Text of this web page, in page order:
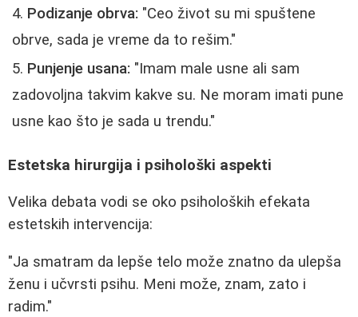
Podizanje obrva: "Ceo život su mi spuštene
obrve, sada je vreme da to rešim."
Punjenje usana: "Imam male usne ali sam
zadovoljna takvim kakve su. Ne moram imati pune
usne kao što je sada u trendu."
Estetska hirurgija i psihološki aspekti
Velika debata vodi se oko psiholoških efekata
estetskih intervencija:
"Ja smatram da lepše telo može znatno da ulepša
ženu i učvrsti psihu. Meni može, znam, zato i
radim."